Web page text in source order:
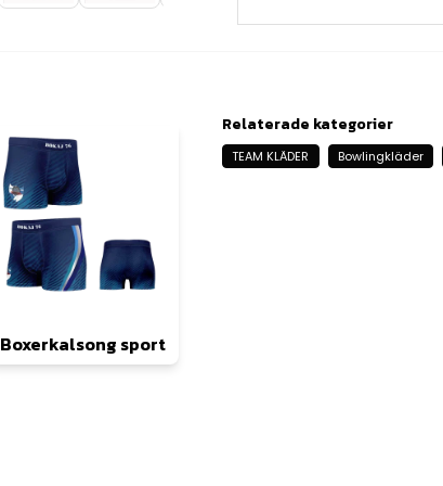
Boxerkalsong sport
Relaterade kategorier
TEAM KLÄDER Bowlingkläder